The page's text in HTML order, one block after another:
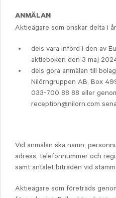
ANMÄLAN
Aktieägare som önskar delta i
dels vara införd i den av
aktieboken den 3 maj
dels göra anmälan till
Nilörngruppen AB, Box
033-700 88 88 eller
reception@nilorn.com
Vid anmälan ska namn,
adress, telefonnummer och
samt antalet biträden vid
Aktieägare som företräds